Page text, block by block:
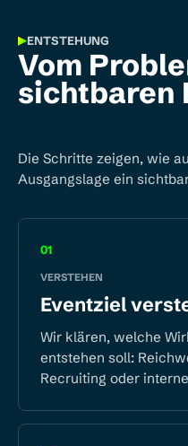
ENTSTEHUNG
Vom
sichtbaren
Die Schritte zeigen, wie
Ausgangslage ein
01
VERSTEHEN
Eventziel
Wir klären, welche
entstehen soll:
Recruiting oder